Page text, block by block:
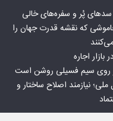
پُر و سفره‌های خالی
که نقشه قدرت جهان را
اجاره
روی سیم فسیلی روشن است
نیازمند اصلاح ساختار و